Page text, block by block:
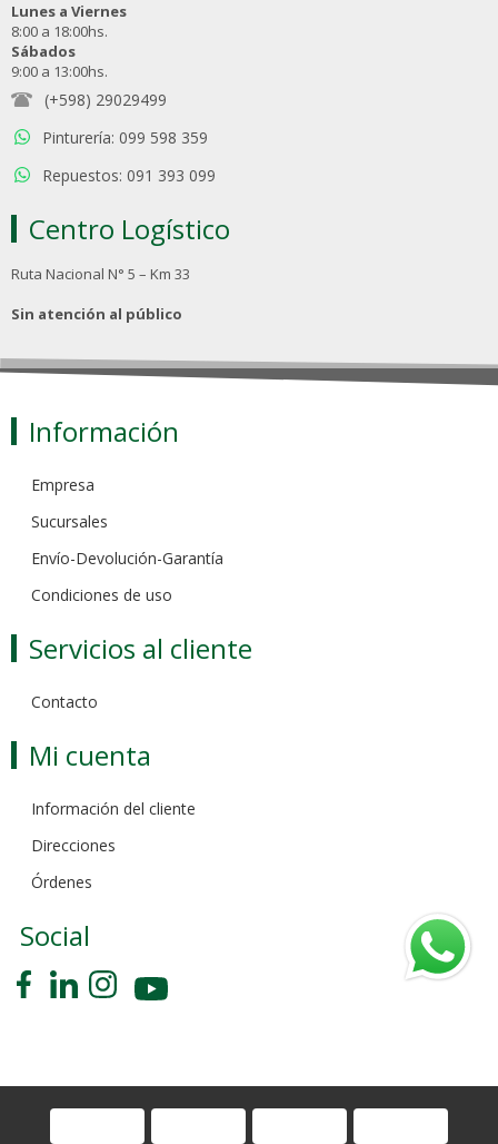
Lunes a Viernes
8:00 a 18:00hs.
Sábados
9:00 a 13:00hs.
(+598) 29029499
Pinturería: 099 598 359
Repuestos: 091 393 099
Centro Logístico
Ruta Nacional N° 5 – Km 33
Sin atención al público
Información
Empresa
Sucursales
Envío-Devolución-Garantía
Condiciones de uso
Servicios al cliente
Contacto
Mi cuenta
Información del cliente
Direcciones
Órdenes
Social